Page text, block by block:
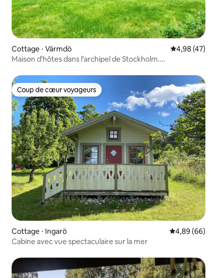
Cottage ⋅ Värmdö Évaluation
4,98 (47)
Maison d'hôtes dans l'archipel de Stockholm.
Coup de cœur voyageurs
Coup de cœur voyageurs
Cottage ⋅ Ingarö Évaluation
4,89 (66)
Cabine avec vue spectaculaire sur la mer